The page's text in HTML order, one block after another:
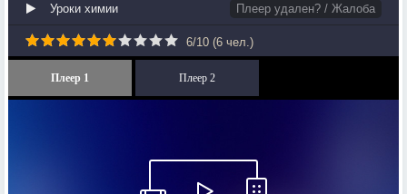
Уроки химии Плеер удален? / Жалоба
6/10 (6 чел.)
Плеер 1 Плеер 2